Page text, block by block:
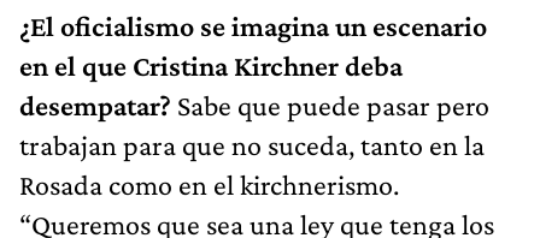
¿El oficialismo se imagina un escenario
en el que Cristina Kirchner deba
desempatar? Sabe que puede pasar pero
trabajan para que no suceda, tanto en la
Rosada como en el kirchnerismo.
“Queremos que sea una ley que tenga los